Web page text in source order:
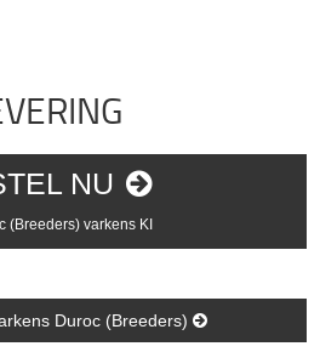
NU
(Breeders) varkens KI
Duroc (Breeders)